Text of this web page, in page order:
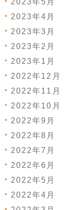
2023年5月
2023年4月
2023年3月
2023年2月
2023年1月
2022年12月
2022年11月
2022年10月
2022年9月
2022年8月
2022年7月
2022年6月
2022年5月
2022年4月